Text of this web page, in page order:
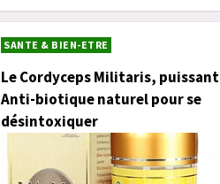
SANTE & BIEN-ETRE
Le Cordyceps Militaris, puissant
Anti-biotique naturel pour se
désintoxiquer